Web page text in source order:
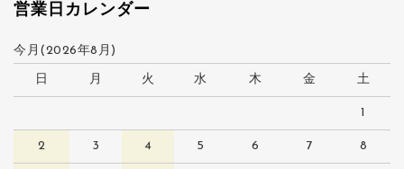
営業日カレンダー
今月(2026年8月)
日 月 火 水 木 金 土
1
2 3 4 5 6 7 8